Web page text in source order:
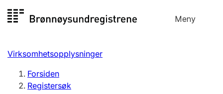
til
Meny
Registersøk
Aksjeselskap
Virksomhetsopplysninger
Forsiden
Registersøk